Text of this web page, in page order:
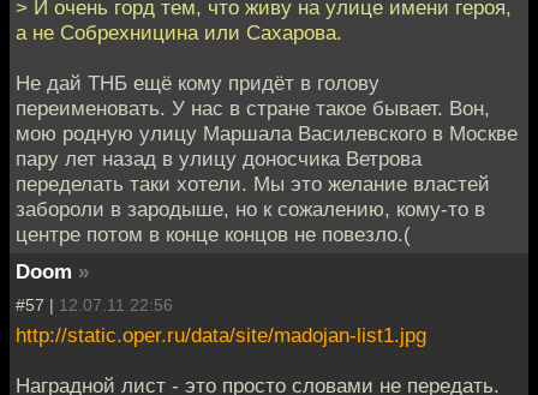
> И очень горд тем, что живу на улице имени героя,
а не Собрехницина или Сахарова.
Не дай ТНБ ещё кому придёт в голову
переименовать. У нас в стране такое бывает. Вон,
мою родную улицу Маршала Василевского в Москве
пару лет назад в улицу доносчика Ветрова
переделать таки хотели. Мы это желание властей
забороли в зародыше, но к сожалению, кому-то в
центре потом в конце концов не повезло.(
Doom »
#57 | 12.07.11 22:56
http://static.oper.ru/data/site/madojan-list1.jpg
Наградной лист - это просто словами не передать.